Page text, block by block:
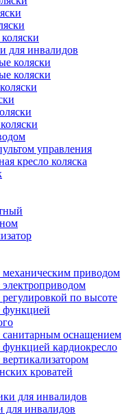
для инвалидов
коляски
коляски
управления
кресло коляска
приводом
по высоте
функцией
оснащением
кардиокресло
кроватей
для инвалидов
для инвалидов